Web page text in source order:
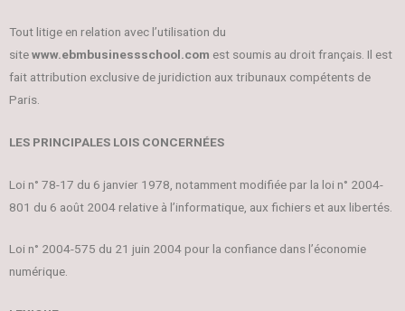
Tout litige en relation avec l’utilisation du
sitewww.ebmbusinessschool.com est soumis au droit français. Il est
fait attribution exclusive de juridiction aux tribunaux compétents de
Paris.
LES PRINCIPALES LOIS CONCERNÉES
Loi n° 78-17 du 6 janvier 1978, notamment modifiée par la loi n° 2004-
801 du 6 août 2004 relative à l’informatique, aux fichiers et aux libertés.
Loi n° 2004-575 du 21 juin 2004 pour la confiance dans l’économie
numérique.